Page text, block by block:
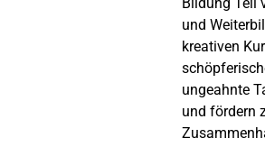
und
kreativen
ungeahnte
und fördern